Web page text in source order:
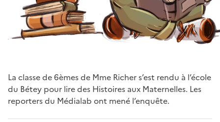
La classe de 6èmes de Mme Richer s’est rendu à l’école
du Bétey pour lire des Histoires aux Maternelles. Les
reporters du Médialab ont mené l’enquête.